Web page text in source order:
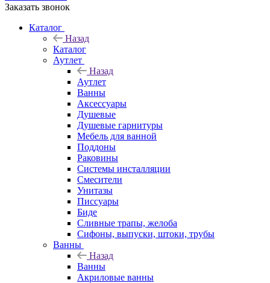
Заказать звонок
Каталог
Назад
Каталог
Аутлет
Назад
Аутлет
Ванны
Аксессуары
Душевые
Душевые гарнитуры
Мебель для ванной
Поддоны
Раковины
Системы инсталляции
Смесители
Унитазы
Писсуары
Биде
Сливные трапы, желоба
Сифоны, выпуски, штоки, трубы
Ванны
Назад
Ванны
Акриловые ванны